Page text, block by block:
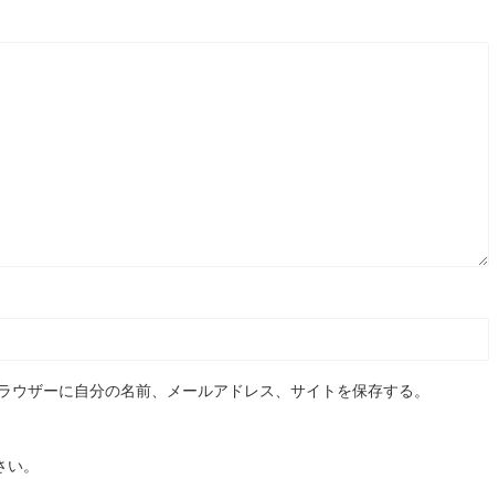
ウザーに自分の名前、メールアドレス、サイトを保存する。
。